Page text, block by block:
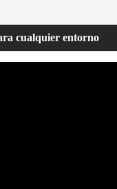
cualquier entorno